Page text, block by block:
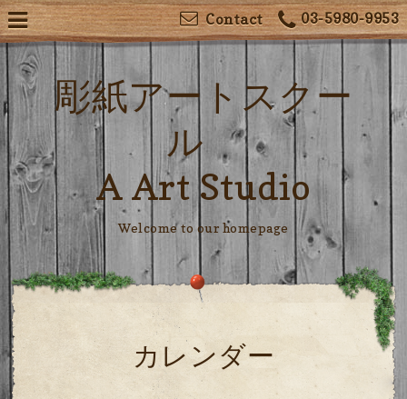
03-5980-9953
Contact
彫紙アートスクー
ル
A Art Studio
Welcome to our homepage
カレンダー